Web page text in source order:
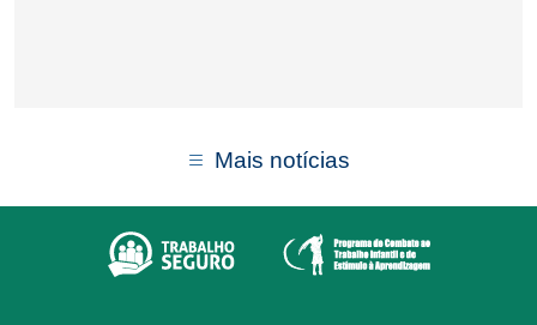
Mais notícias